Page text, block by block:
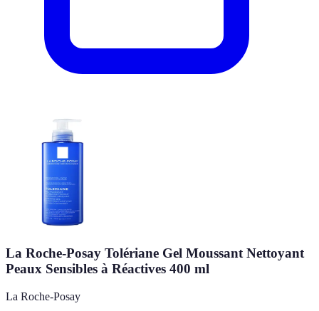
La Roche-Posay Tolériane Gel Moussant Nettoyant
Peaux Sensibles à Réactives 400 ml
La Roche-Posay